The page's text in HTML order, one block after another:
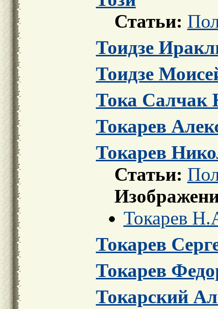
Статьи:
Тоидзе
Тоидзе
Тока Салчак
Токарев
Токарев
Статьи:
Токарев
Токарев
Токарев
Токарский